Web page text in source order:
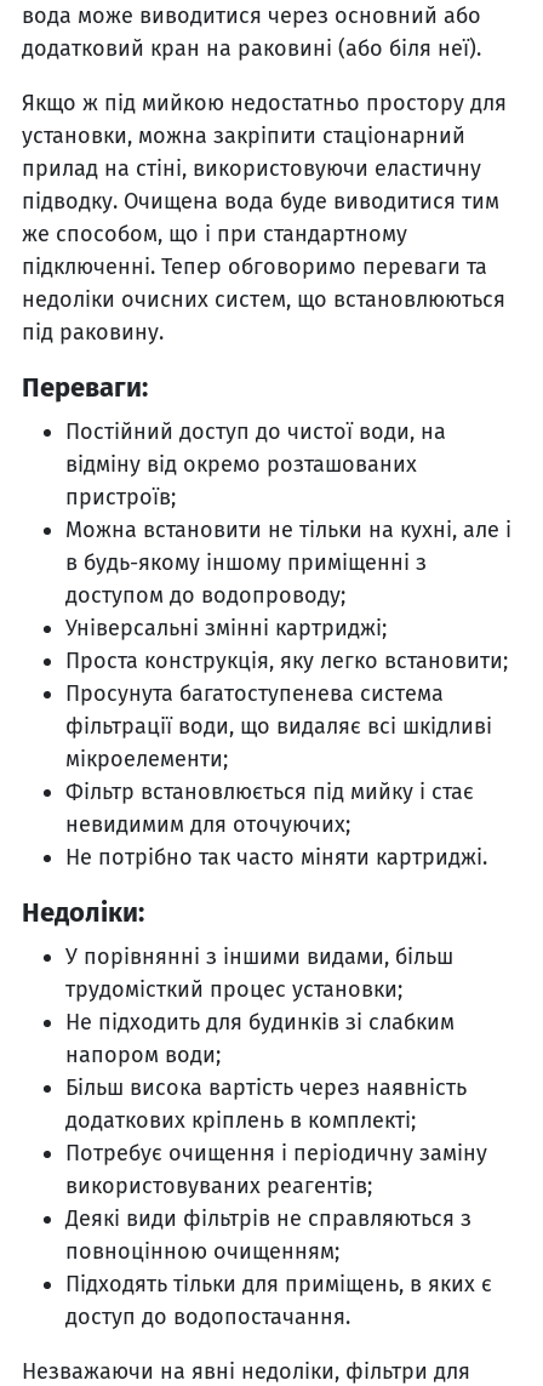
вода може виводитися через основний або
додатковий кран на раковині (або біля неї).
Якщо ж під мийкою недостатньо простору для
установки, можна закріпити стаціонарний
прилад на стіні, використовуючи еластичну
підводку. Очищена вода буде виводитися тим
же способом, що і при стандартному
підключенні. Тепер обговоримо переваги та
недоліки очисних систем, що встановлюються
під раковину.
Переваги:
Постійний доступ до чистої води, на
відміну від окремо розташованих
пристроїв;
Можна встановити не тільки на кухні, але і
в будь-якому іншому приміщенні з
доступом до водопроводу;
Універсальні змінні картриджі;
Проста конструкція, яку легко встановити;
Просунута багатоступенева система
фільтрації води, що видаляє всі шкідливі
мікроелементи;
Фільтр встановлюється під мийку і стає
невидимим для оточуючих;
Не потрібно так часто міняти картриджі.
Недоліки:
У порівнянні з іншими видами, більш
трудомісткий процес установки;
Не підходить для будинків зі слабким
напором води;
Більш висока вартість через наявність
додаткових кріплень в комплекті;
Потребує очищення і періодичну заміну
використовуваних реагентів;
Деякі види фільтрів не справляються з
повноцінною очищенням;
Підходять тільки для приміщень, в яких є
доступ до водопостачання.
Незважаючи на явні недоліки, фільтри для